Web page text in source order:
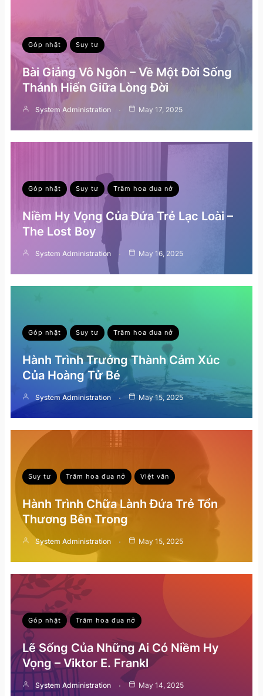
Góp nhặt Suy tư
Bài Giảng Vô Ngôn – Về Một Đời Sống
Thánh Hiến Giữa Lòng Đời
System Administration May 17, 2025
Góp nhặt Suy tư Trăm hoa đua nở
Niềm Hy Vọng Của Đứa Trẻ Lạc Loài –
The Lost Boy
System Administration May 16, 2025
Góp nhặt Suy tư Trăm hoa đua nở
Hành Trình Trưởng Thành Cảm Xúc
Của Hoàng Tử Bé
System Administration May 15, 2025
Suy tư Trăm hoa đua nở Việt văn
Hành Trình Chữa Lành Đứa Trẻ Tổn
Thương Bên Trong
System Administration May 15, 2025
Góp nhặt Trăm hoa đua nở
Lẽ Sống Của Những Ai Có Niềm Hy
Vọng – Viktor E. Frankl
System Administration May 14, 2025